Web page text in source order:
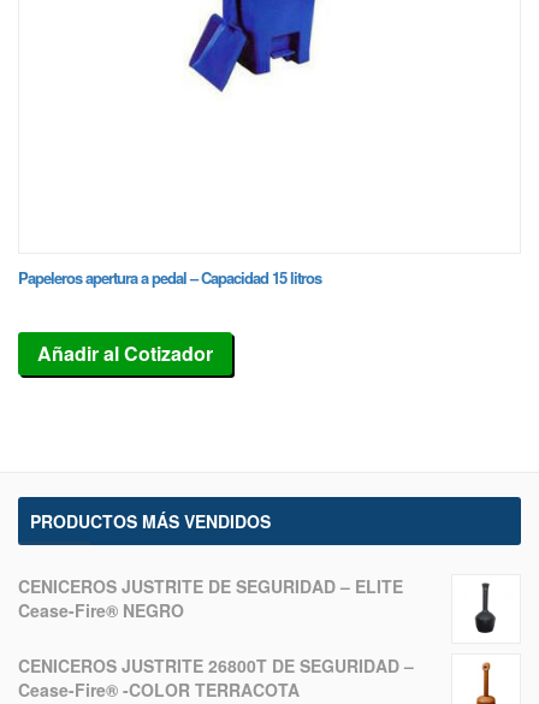
Papeleros apertura a pedal – Capacidad 15 litros
Añadir al Cotizador
PRODUCTOS MÁS VENDIDOS
CENICEROS JUSTRITE DE SEGURIDAD – ELITE
Cease-Fire® NEGRO
CENICEROS JUSTRITE 26800T DE SEGURIDAD –
Cease-Fire® -COLOR TERRACOTA